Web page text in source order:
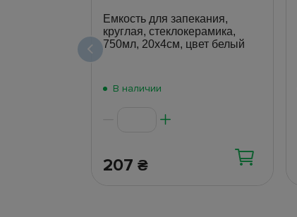
Емкость для запекания,
круглая, стеклокерамика,
750мл, 20х4см, цвет белый
В наличии
207 ₴